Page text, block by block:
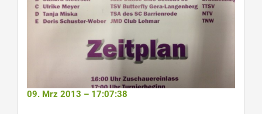
09. Mrz 2013 – 17:07:38